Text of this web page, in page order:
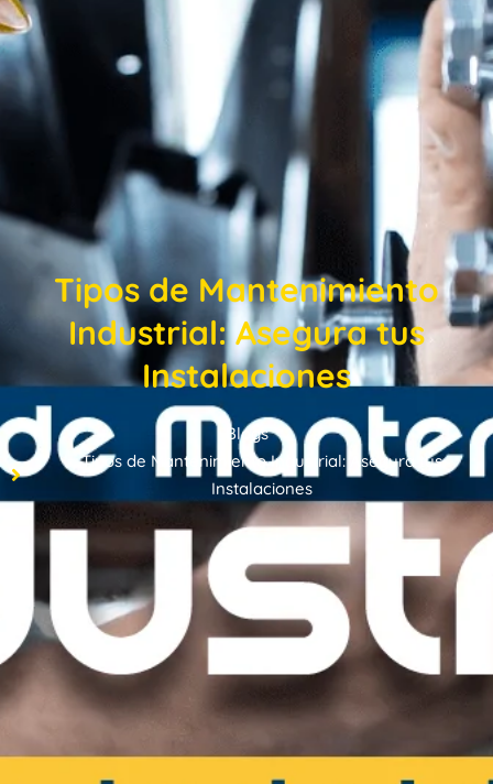
Tipos de Mantenimiento
Industrial: Asegura tus
Instalaciones
Blogs
Tipos de Mantenimiento Industrial: Asegura tus
Instalaciones